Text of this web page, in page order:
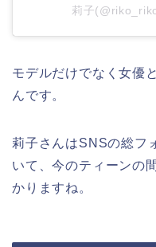
莉子
モデルだけでなく女優
んです。
莉子さんはSNSの総フ
いて、今のティーンの
かりますね。